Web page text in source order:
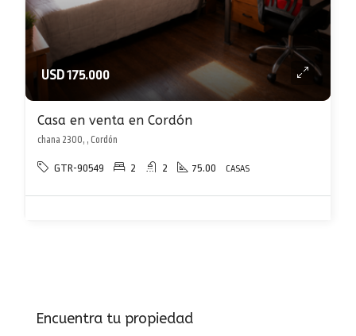
USD 175.000
Casa en venta en Cordón
chana 2300, , Cordón
GTR-90549 2 2 75.00 CASAS
Encuentra tu propiedad